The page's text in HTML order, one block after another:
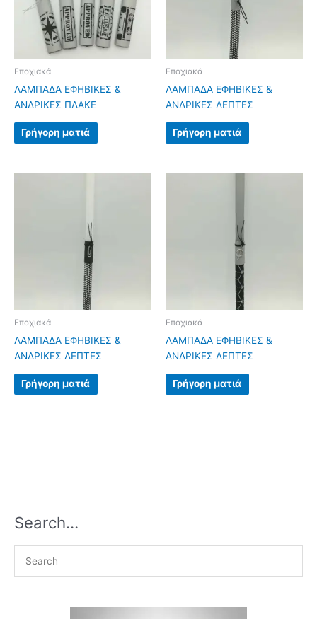
Εποχιακά
ΛΑΜΠΑΔΑ ΕΦΗΒΙΚΕΣ &
ΑΝΔΡΙΚΕΣ ΠΛΑΚΕ
Γρήγορη ματιά
Εποχιακά
ΛΑΜΠΑΔΑ ΕΦΗΒΙΚΕΣ &
ΑΝΔΡΙΚΕΣ ΛΕΠΤΕΣ
Γρήγορη ματιά
Εποχιακά
ΛΑΜΠΑΔΑ ΕΦΗΒΙΚΕΣ &
ΑΝΔΡΙΚΕΣ ΛΕΠΤΕΣ
Γρήγορη ματιά
Εποχιακά
ΛΑΜΠΑΔΑ ΕΦΗΒΙΚΕΣ &
ΑΝΔΡΙΚΕΣ ΛΕΠΤΕΣ
Γρήγορη ματιά
Search…